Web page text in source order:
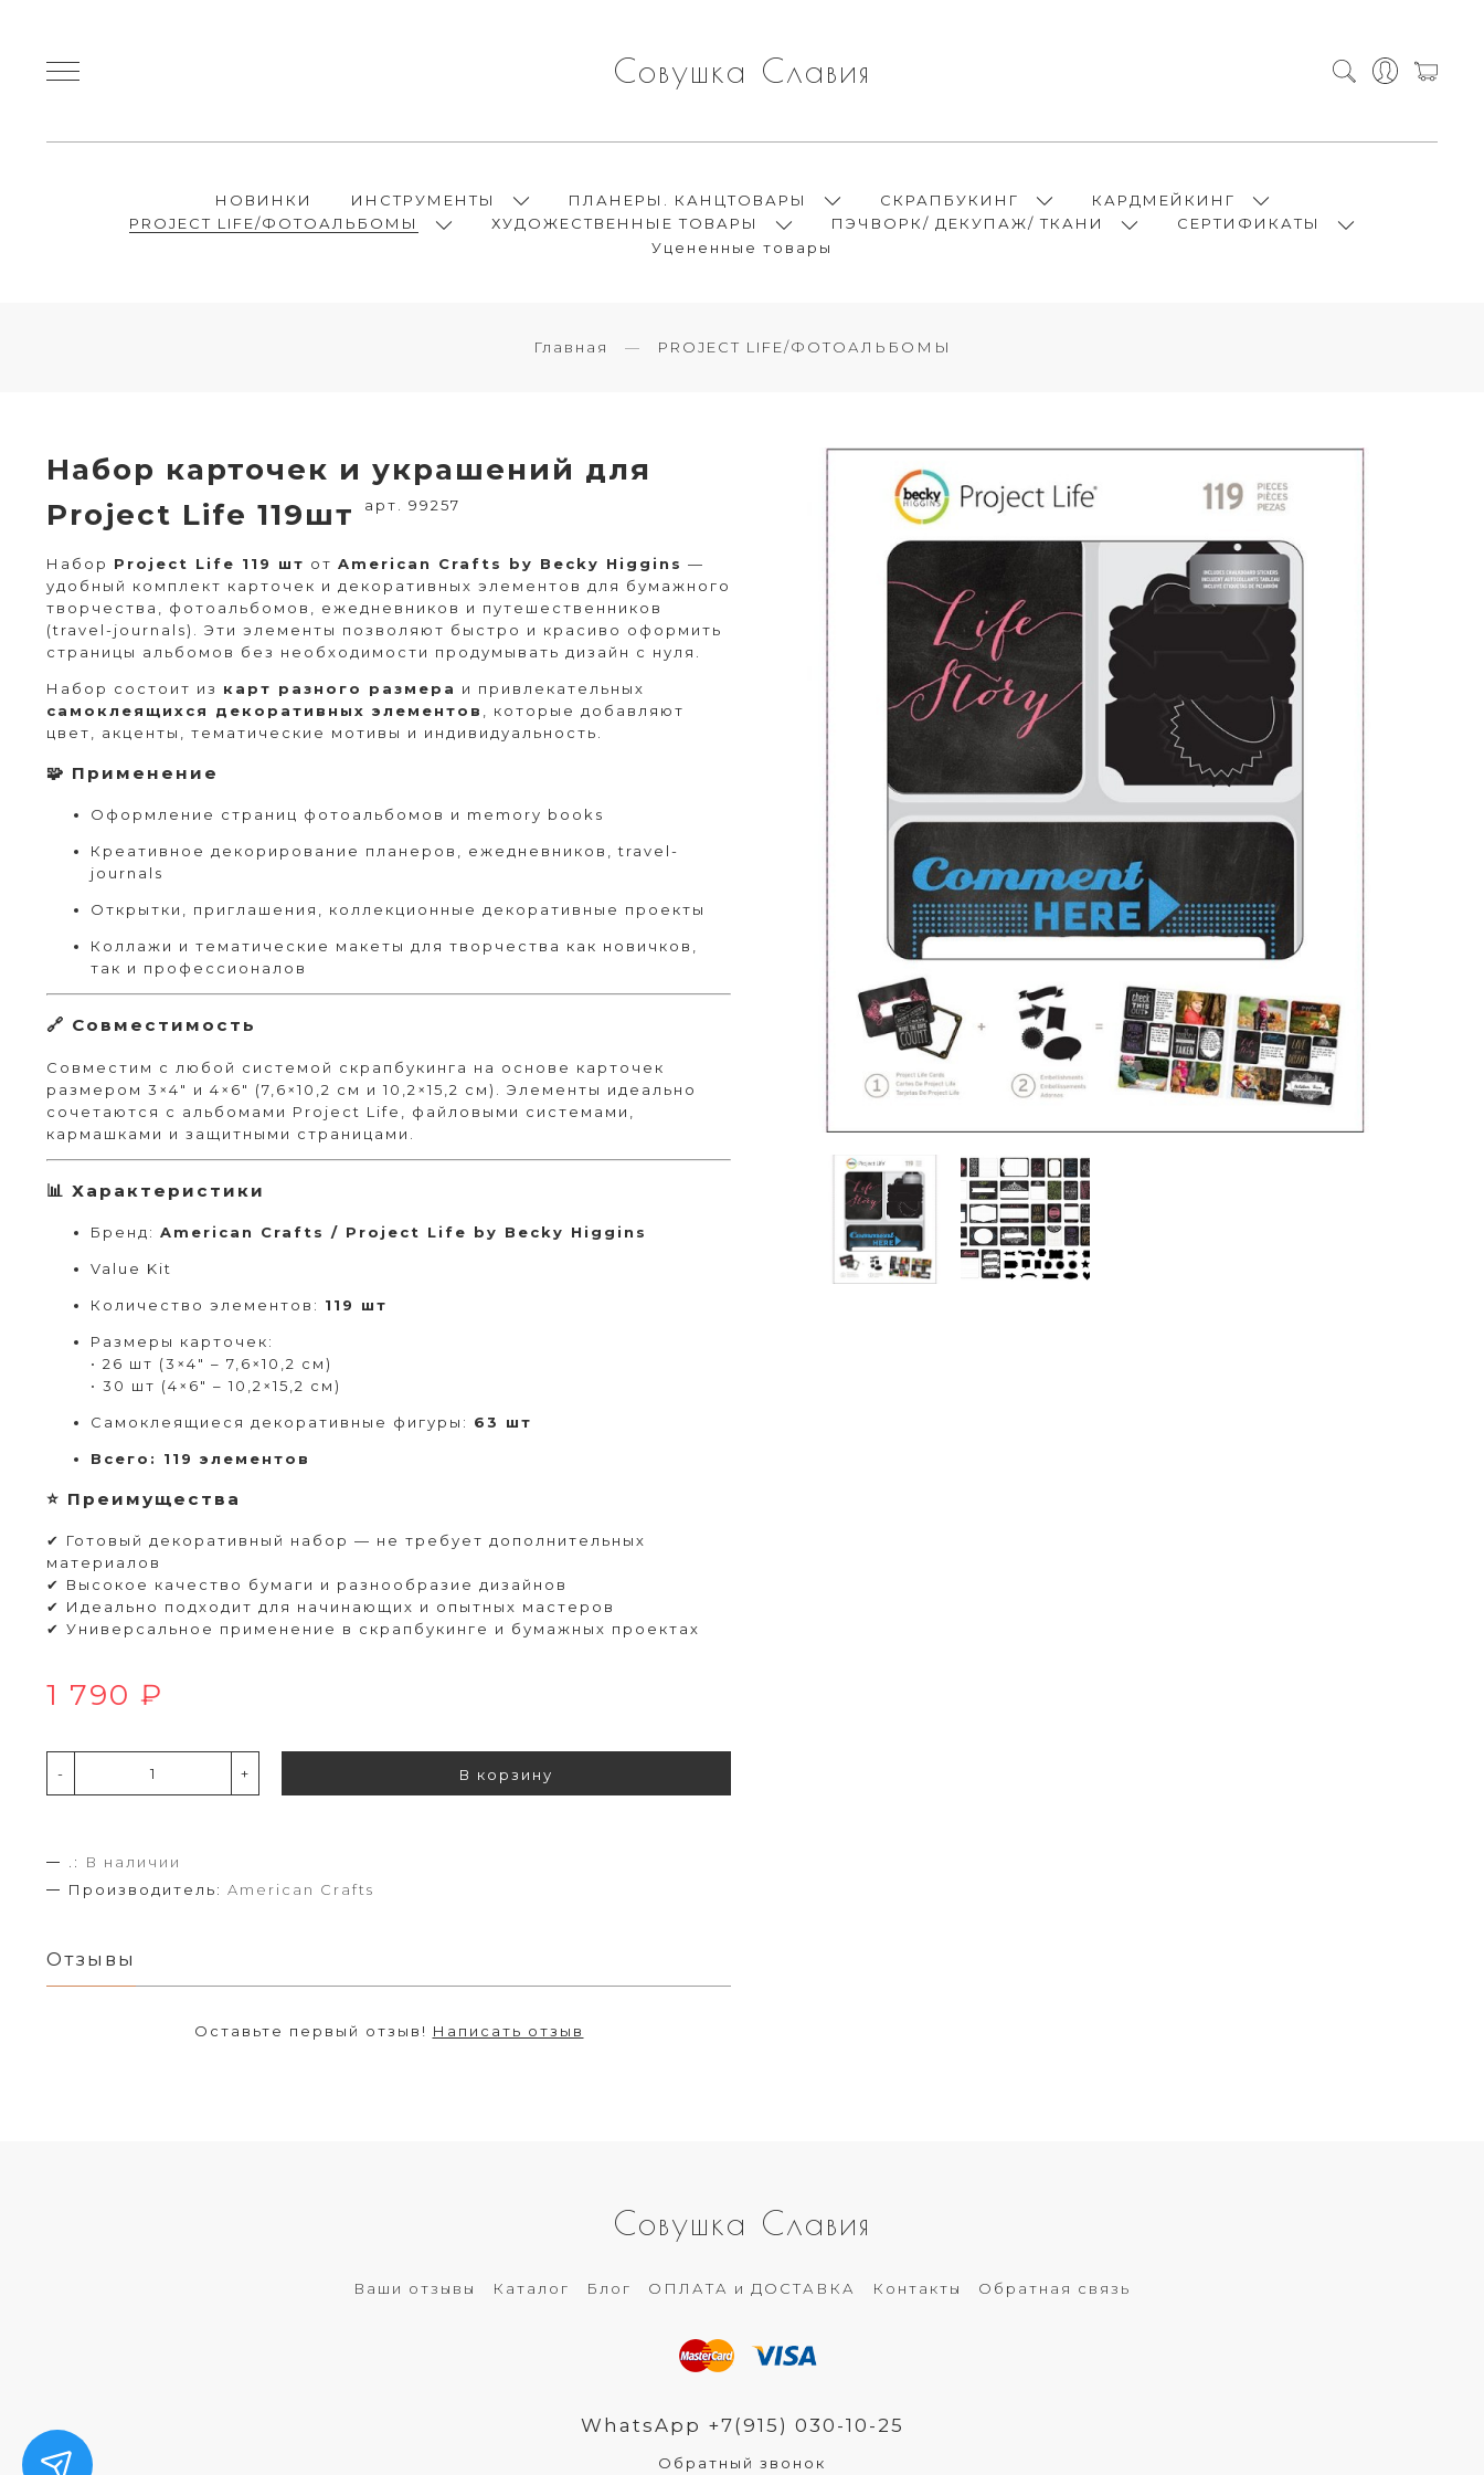
Совушка Славия
НОВИНКИ ИНСТРУМЕНТЫ ПЛАНЕРЫ. КАНЦТОВАРЫ СКРАПБУКИНГ
КАРДМЕЙКИНГ
PROJECT LIFE/ФОТОАЛЬБОМЫ
ХУДОЖЕСТВЕННЫЕ ТОВАРЫ ПЭЧВОРК/ ДЕКУПАЖ/ ТКАНИ
СЕРТИФИКАТЫ
Уцененные товары
Главная PROJECT LIFE/ФОТОАЛЬБОМЫ
Набор карточек и украшений для
Project Life 119шт
арт. 99257
Набор Project Life 119 шт от American Crafts by Becky Higgins —
удобный комплект карточек и декоративных элементов для бумажного
творчества, фотоальбомов, ежедневников и путешественников
(travel-journals). Эти элементы позволяют быстро и красиво оформить
страницы альбомов без необходимости продумывать дизайн с нуля.
Набор состоит из карт разного размера и привлекательных
самоклеящихся декоративных элементов
, которые добавляют
цвет, акценты, тематические мотивы и индивидуальность.
🧩 Применение
Оформление страниц фотоальбомов и memory books
Креативное декорирование планеров, ежедневников, travel-
journals
Открытки, приглашения, коллекционные декоративные проекты
Коллажи и тематические макеты для творчества как новичков,
так и профессионалов
🔗 Совместимость
Совместим с любой системой скрапбукинга на основе карточек
размером 3×4″ и 4×6″ (7,6×10,2 см и 10,2×15,2 см). Элементы идеально
сочетаются с альбомами Project Life, файловыми системами,
кармашками и защитными страницами.
📊 Характеристики
Бренд: American Crafts / Project Life by Becky Higgins
Value Kit
Количество элементов: 119 шт
Размеры карточек:
• 26 шт (3×4″ – 7,6×10,2 см)
• 30 шт (4×6″ – 10,2×15,2 см)
Самоклеящиеся декоративные фигуры: 63 шт
Всего: 119 элементов
⭐ Преимущества
✔ Готовый декоративный набор — не требует дополнительных
материалов
✔ Высокое качество бумаги и разнообразие дизайнов
✔ Идеально подходит для начинающих и опытных мастеров
✔ Универсальное применение в скрапбукинге и бумажных проектах
1 790 ₽
- + В корзину
.:
В наличии
Производитель: American Crafts
Отзывы
Оставьте первый отзыв! Написать отзыв
Совушка Славия
Ваши отзывы Каталог Блог ОПЛАТА и ДОСТАВКА Контакты Обратная связь
WhatsApp +7(915) 030-10-25
Обратный звонок